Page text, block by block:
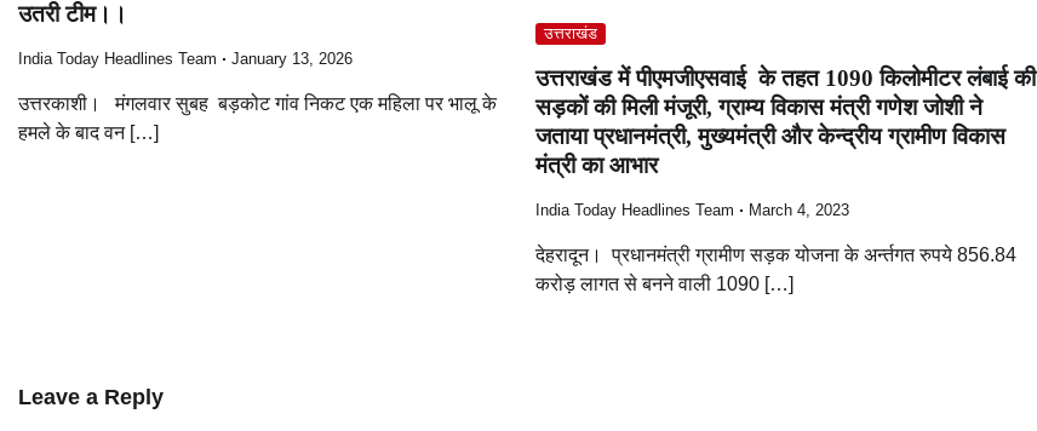
उतरी टीम।।
India Today Headlines Team January 13, 2026
उत्तरकाशी। मंगलवार सुबह बड़कोट गांव निकट एक महिला पर भालू के
हमले के बाद वन […]
उत्तराखंड
उत्तराखंड में पीएमजीएसवाई के तहत 1090 किलोमीटर लंबाई की
सड़कों की मिली मंजूरी, ग्राम्य विकास मंत्री गणेश जोशी ने
जताया प्रधानमंत्री, मुख्यमंत्री और केन्द्रीय ग्रामीण विकास
मंत्री का आभार
India Today Headlines Team March 4, 2023
देहरादून। प्रधानमंत्री ग्रामीण सड़क योजना के अर्न्तगत रुपये 856.84
करोड़ लागत से बनने वाली 1090 […]
Leave a Reply